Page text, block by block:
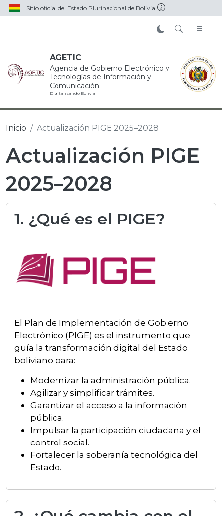
Pasar al contenido principal
Sitio oficial del Estado Plurinacional de Bolivia
AGETIC
Agencia de Gobierno Electrónico y
Tecnologías de Información y
Comunicación
Digitalizando Bolivia
Inicio Actualización PIGE 2025–2028
Actualización PIGE
2025–2028
1. ¿Qué es el PIGE?
El Plan de Implementación de Gobierno
Electrónico (PIGE) es el instrumento que
guía la transformación digital del Estado
boliviano para:
Modernizar la administración pública.
Agilizar y simplificar trámites.
Garantizar el acceso a la información
pública.
Impulsar la participación ciudadana y el
control social.
Fortalecer la soberanía tecnológica del
Estado.